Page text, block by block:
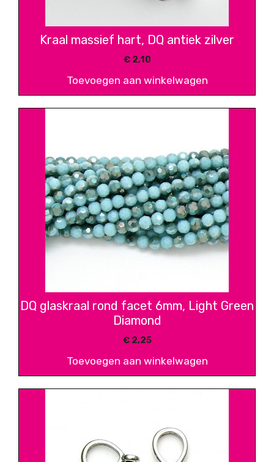
Kraal massief hart, DQ antiek zilver
€2,10
Toevoegen aan winkelwagen
DQ glaskraal rond facet 6mm, Light Green
Diamond
€2,25
Toevoegen aan winkelwagen